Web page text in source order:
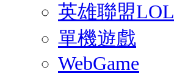
英雄聯盟LOL
單機遊戲
WebGame